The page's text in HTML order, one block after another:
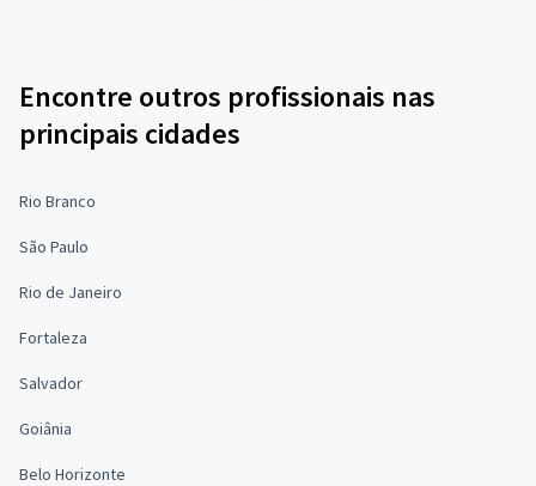
Encontre outros profissionais nas
principais cidades
Rio Branco
São Paulo
Rio de Janeiro
Fortaleza
Salvador
Goiânia
Belo Horizonte